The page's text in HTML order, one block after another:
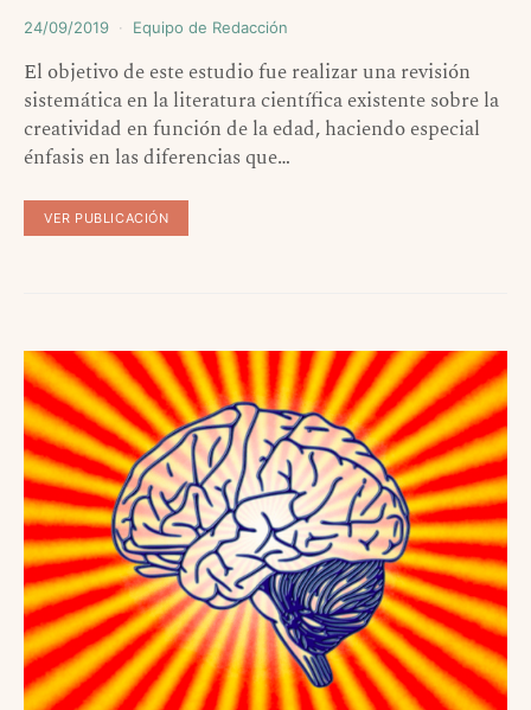
24/09/2019 Equipo de Redacción
El objetivo de este estudio fue realizar una revisión
sistemática en la literatura científica existente sobre la
creatividad en función de la edad, haciendo especial
énfasis en las diferencias que…
VER PUBLICACIÓN